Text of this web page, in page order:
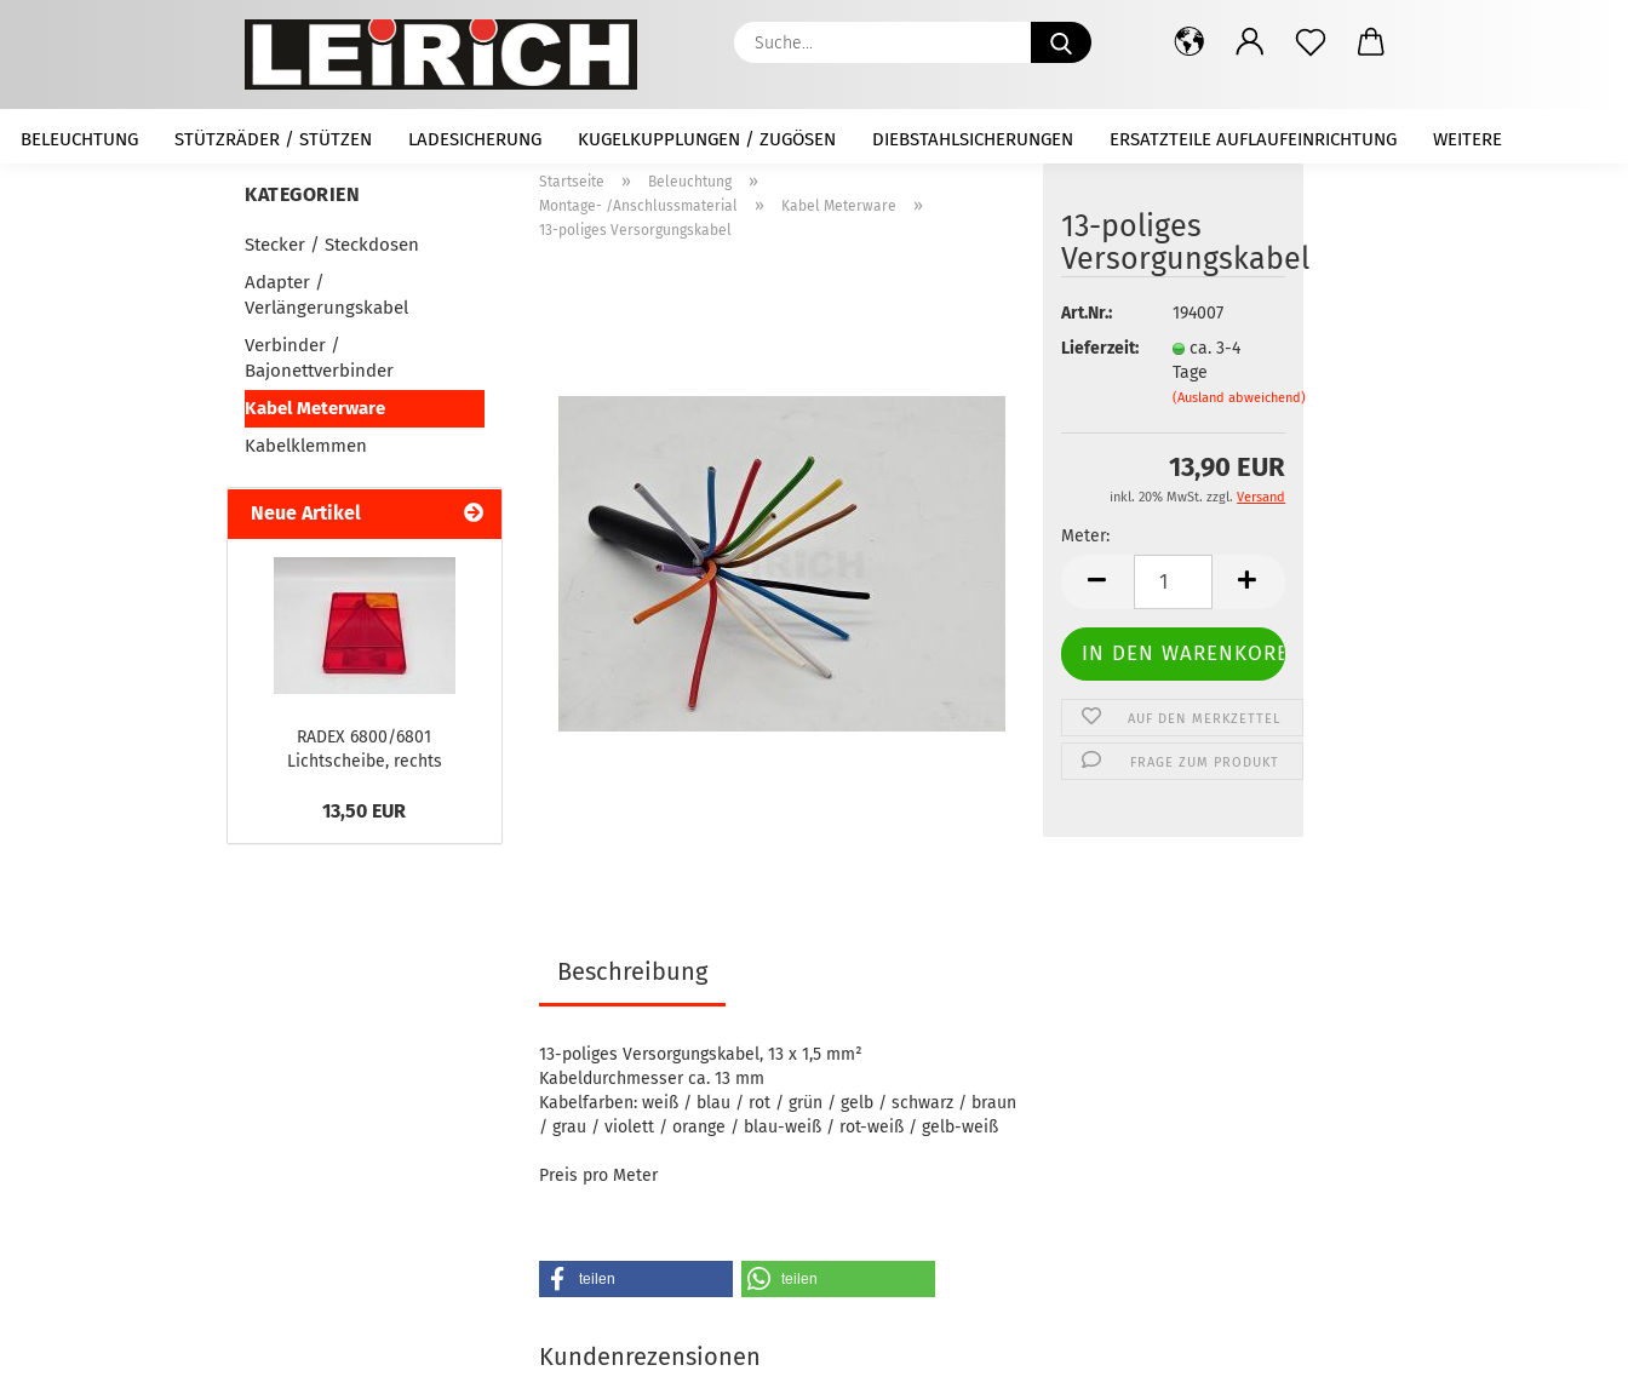
Suche...
BELEUCHTUNG STÜTZRÄDER / STÜTZEN LADESICHERUNG KUGELKUPPLUNGEN / ZUGÖSEN DIEBSTAHLSICHERUNGEN ERSATZTEILE AUFLAUFEINRICHTUNG WEITERE
Startseite » Beleuchtung »
Montage- /Anschlussmaterial » Kabel Meterware »
13-poliges Versorgungskabel
13-poliges
Versorgungskabel
Art.Nr.:
194007
Lieferzeit:
ca. 3-4
Tage
(Ausland abweichend)
13,90 EUR
inkl. 20% MwSt. zzgl.Versand
Meter:
Meter
AUF DEN MERKZETTEL
FRAGE ZUM PRODUKT
Beschreibung
13-poliges Versorgungskabel, 13 x 1,5 mm²
Kabeldurchmesser ca. 13 mm
Kabelfarben: weiß / blau / rot / grün / gelb / schwarz / braun
/ grau / violett / orange / blau-weiß / rot-weiß / gelb-weiß
Preis pro Meter
teilen teilen
Kundenrezensionen
KATEGORIEN
Stecker / Steckdosen
Adapter /
Verlängerungskabel
Verbinder /
Bajonettverbinder
Kabel Meterware
Kabelklemmen
Neue Artikel
RADEX 6800/6801
Lichtscheibe, rechts
13,50 EUR